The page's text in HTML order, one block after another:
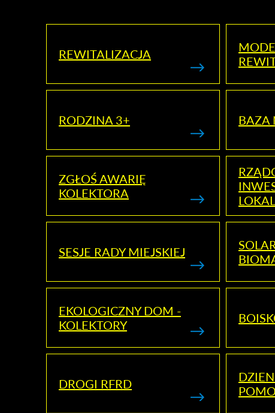
REWITALIZACJA
RODZINA 3+ BAZA
ZGŁOŚ AWARIĘ
KOLEKTORA
SESJE RADY MIEJSKIEJ
EKOLOGICZNY DOM -
KOLEKTORY
DROGI RFRD